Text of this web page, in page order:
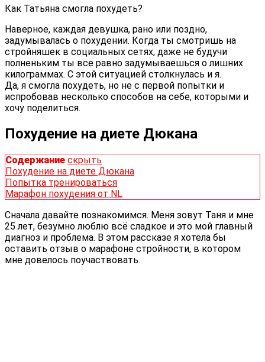
Как Татьяна смогла похудеть?
Наверное, каждая девушка, рано или поздно,
задумывалась о похудении. Когда ты смотришь на
стройняшек в социальных сетях, даже не будучи
полненьким ты все равно задумываешься о лишних
килограммах. С этой ситуацией столкнулась и я.
Да, я смогла похудеть, но не с первой попытки и
испробовав несколько способов на себе, которыми и
хочу поделиться.
Похудение на диете Дюкана
Содержание скрыть
Похудение на диете Дюкана
Попытка тренироваться
Марафон похудения от NL
Сначала давайте познакомимся. Меня зовут Таня и мне
25 лет, безумно люблю всё сладкое и это мой главный
диагноз и проблема. В этом рассказе я хотела бы
оставить отзыв о марафоне стройности, в котором
мне довелось поучаствовать.